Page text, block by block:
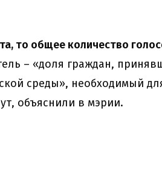
то общее количество
– «доля граждан,
среды», необходимый
объяснили в мэрии.